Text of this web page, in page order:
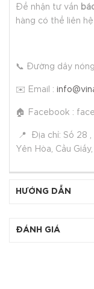
Để nhận tư vấn
hàng có thể liên
📞 Đường dây
✉️ Email :
🏠 Facebook :
📍 Địa chỉ: Số 28 ,
Yên Hòa, Cầu
HƯỚNG DẪN
ĐÁNH GIÁ